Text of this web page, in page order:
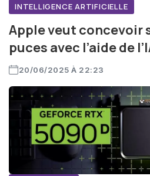
INTELLIGENCE ARTIFICIELLE
Apple veut concevoir
puces avec l’aide de
20/06/2025 À 22:23